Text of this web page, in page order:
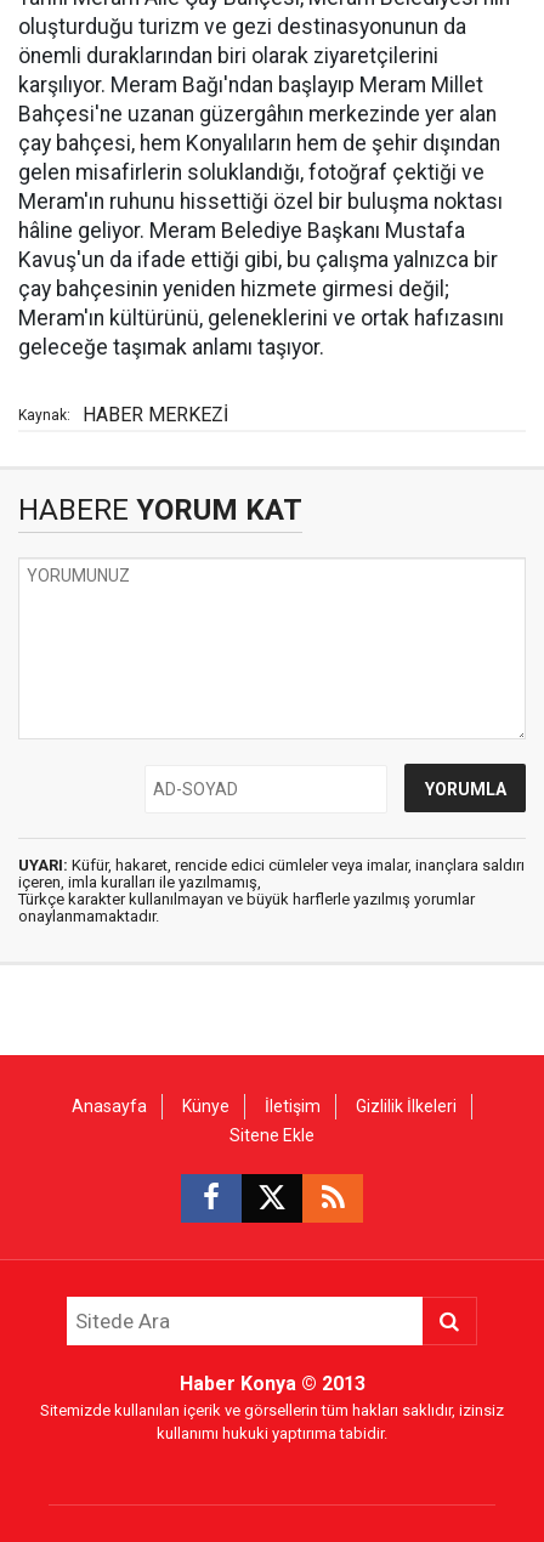
oluşturduğu turizm ve gezi destinasyonunun da
önemli duraklarından biri olarak ziyaretçilerini
karşılıyor. Meram Bağı'ndan başlayıp Meram Millet
Bahçesi'ne uzanan güzergâhın merkezinde yer alan
çay bahçesi, hem Konyalıların hem de şehir dışından
gelen misafirlerin soluklandığı, fotoğraf çektiği ve
Meram'ın ruhunu hissettiği özel bir buluşma noktası
hâline geliyor. Meram Belediye Başkanı Mustafa
Kavuş'un da ifade ettiği gibi, bu çalışma yalnızca bir
çay bahçesinin yeniden hizmete girmesi değil;
Meram'ın kültürünü, geleneklerini ve ortak hafızasını
geleceğe taşımak anlamı taşıyor.
Kaynak: HABER MERKEZİ
HABERE YORUM KAT
UYARI: Küfür, hakaret, rencide edici cümleler veya imalar, inançlara saldırı
içeren, imla kuralları ile yazılmamış,
Türkçe karakter kullanılmayan ve büyük harflerle yazılmış yorumlar
onaylanmamaktadır.
Anasayfa Künye İletişim
Gizlilik İlkeleri
Sitene Ekle
Haber Konya© 2013
Sitemizde kullanılan içerik ve görsellerin tüm hakları saklıdır, izinsiz
kullanımı hukuki yaptırıma tabidir.